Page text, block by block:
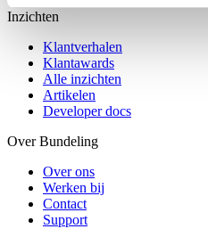
Inzichten
Klantverhalen
Klantawards
Alle inzichten
Artikelen
Developer docs
Over Bundeling
Over ons
Werken bij
Contact
Support